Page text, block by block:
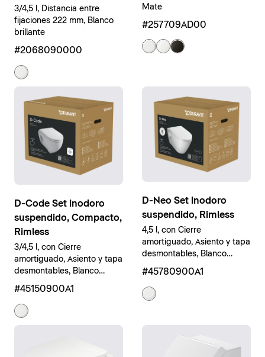
3/4,5 l, Distancia entre
fijaciones 222 mm, Blanco
brillante
#2068090000
Mate
#257709AD00
D-Code Set inodoro
suspendido, Compacto,
Rimless
3/4,5 l, con Cierre
amortiguado, Asiento y tapa
desmontables, Blanco
brillante
#45150900A1
D-Neo Set inodoro
suspendido, Rimless
4,5 l, con Cierre
amortiguado, Asiento y tapa
desmontables, Blanco
#45780900A1